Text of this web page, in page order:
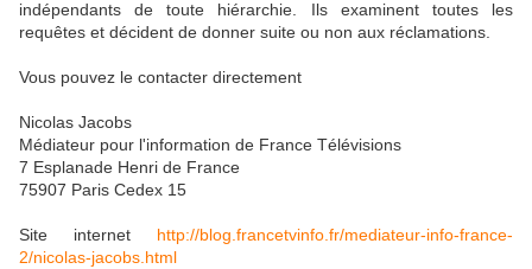
indépendants de toute hiérarchie. Ils examinent toutes les
requêtes et décident de donner suite ou non aux réclamations.
Vous pouvez le contacter directement
Nicolas Jacobs
Médiateur pour l'information de France Télévisions
7 Esplanade Henri de France
75907 Paris Cedex 15
Site internet http://blog.francetvinfo.fr/mediateur-info-france-
2/nicolas-jacobs.html